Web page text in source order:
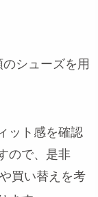
シューズを用
ット感を確認
ので、是非
買い替えを考